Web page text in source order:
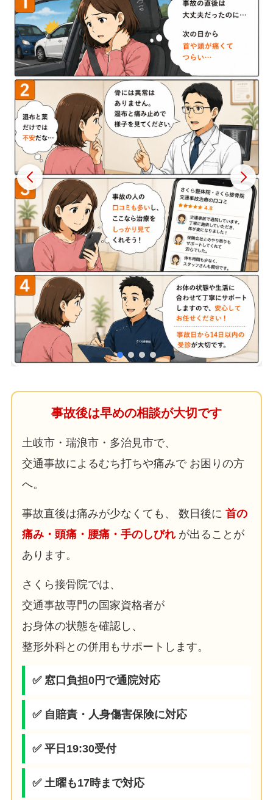
事故後は早めの相談が大切です
土岐市・瑞浪市・多治見市で、
交通事故によるむち打ちや痛みで お困りの方
へ。
事故直後は痛みが少なくても、 数日後に 首の
痛み・頭痛・腰痛・手のしびれが出ることが
あります。
さくら接骨院では、
交通事故専門の国家資格者が
お身体の状態を確認し、
整形外科との併用もサポートします。
✅ 窓口負担0円で通院対応
✅ 自賠責・人身傷害保険に対応
✅ 平日19:30受付
✅ 土曜も17時まで対応